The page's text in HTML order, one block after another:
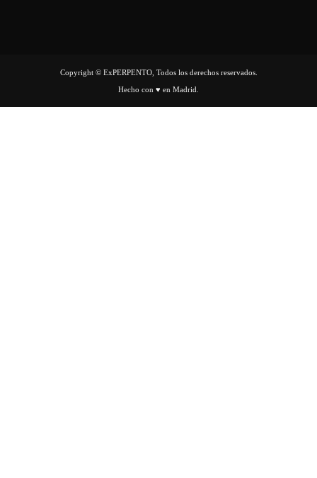
Copyright © ExPERPENTO, Todos los derechos reservados.
Hecho con ♥ en Madrid.